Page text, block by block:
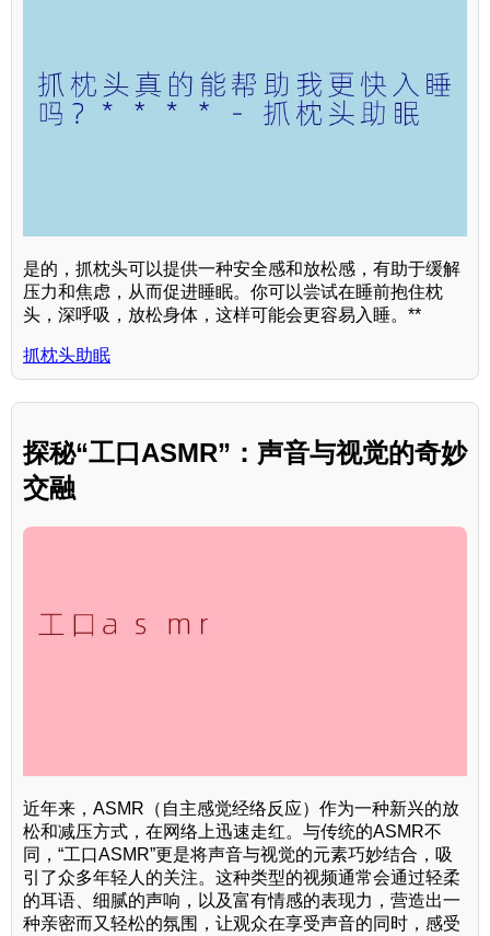
是的，抓枕头可以提供一种安全感和放松感，有助于缓解
压力和焦虑，从而促进睡眠。你可以尝试在睡前抱住枕
头，深呼吸，放松身体，这样可能会更容易入睡。**
抓枕头助眠
探秘“工口ASMR”：声音与视觉的奇妙
交融
近年来，ASMR（自主感觉经络反应）作为一种新兴的放
松和减压方式，在网络上迅速走红。与传统的ASMR不
同，“工口ASMR”更是将声音与视觉的元素巧妙结合，吸
引了众多年轻人的关注。这种类型的视频通常会通过轻柔
的耳语、细腻的声响，以及富有情感的表现力，营造出一
种亲密而又轻松的氛围，让观众在享受声音的同时，感受